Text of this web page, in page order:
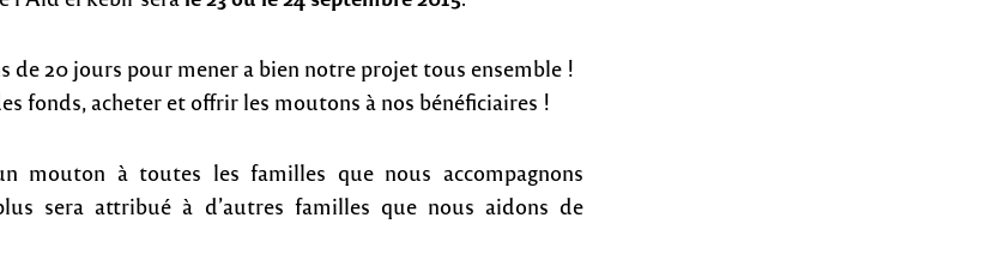
de 20 jours pour mener a bien notre projet tous ensemble !
fonds, acheter et offrir les moutons à nos bénéficiaires !
mouton à toutes les familles que nous accompagnons
sera attribué à d’autres familles que nous aidons de